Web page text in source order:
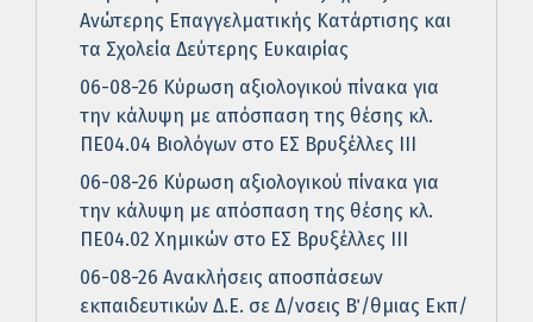
Ανώτερης Επαγγελματικής Κατάρτισης και
τα Σχολεία Δεύτερης Ευκαιρίας
06-08-26 Κύρωση αξιολογικού πίνακα για
την κάλυψη με απόσπαση της θέσης κλ.
ΠΕ04.04 Βιολόγων στο ΕΣ Βρυξέλλες ΙΙΙ
06-08-26 Κύρωση αξιολογικού πίνακα για
την κάλυψη με απόσπαση της θέσης κλ.
ΠΕ04.02 Χημικών στο ΕΣ Βρυξέλλες ΙΙΙ
06-08-26 Ανακλήσεις αποσπάσεων
εκπαιδευτικών Δ.Ε. σε Δ/νσεις Β΄/θμιας Εκπ/